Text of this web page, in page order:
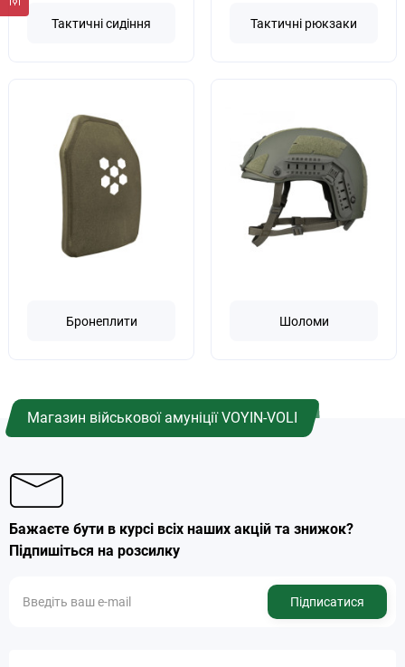
Тактичні сидіння Тактичні рюкзаки
Бронеплити Шоломи
Магазин військової амуніції VOYIN-VOLI
Бажаєте бути в курсі всіх наших акцій та знижок?
Підпишіться на розсилку
Підписатися